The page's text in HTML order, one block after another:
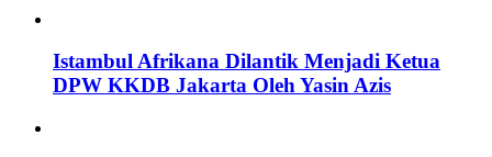
Istambul Afrikana Dilantik Menjadi Ketua
DPW KKDB Jakarta Oleh Yasin Azis